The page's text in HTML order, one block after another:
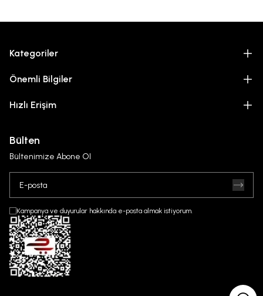
Kategoriler
Önemli Bilgiler
Hızlı Erişim
Bülten
Bültenimize Abone Ol
Kampanya ve duyurular hakkında e-posta almak istiyorum.